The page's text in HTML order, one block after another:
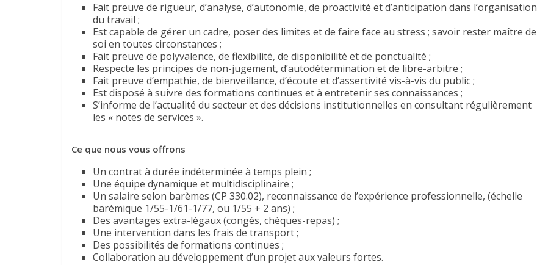
Fait preuve de rigueur, d’analyse, d’autonomie, de proactivité et d’anticipation dans l’organisation
du travail ;
Est capable de gérer un cadre, poser des limites et de faire face au stress ; savoir rester maître de
soi en toutes circonstances ;
Fait preuve de polyvalence, de flexibilité, de disponibilité et de ponctualité ;
Respecte les principes de non-jugement, d’autodétermination et de libre-arbitre ;
Fait preuve d’empathie, de bienveillance, d’écoute et d’assertivité vis-à-vis du public ;
Est disposé à suivre des formations continues et à entretenir ses connaissances ;
S’informe de l’actualité du secteur et des décisions institutionnelles en consultant régulièrement
les « notes de services ».
Ce que nous vous offrons
Un contrat à durée indéterminée à temps plein ;
Une équipe dynamique et multidisciplinaire ;
Un salaire selon barèmes (CP 330.02), reconnaissance de l’expérience professionnelle, (échelle
barémique 1/55-1/61-1/77, ou 1/55 + 2 ans) ;
Des avantages extra-légaux (congés, chèques-repas) ;
Une intervention dans les frais de transport ;
Des possibilités de formations continues ;
Collaboration au développement d’un projet aux valeurs fortes.